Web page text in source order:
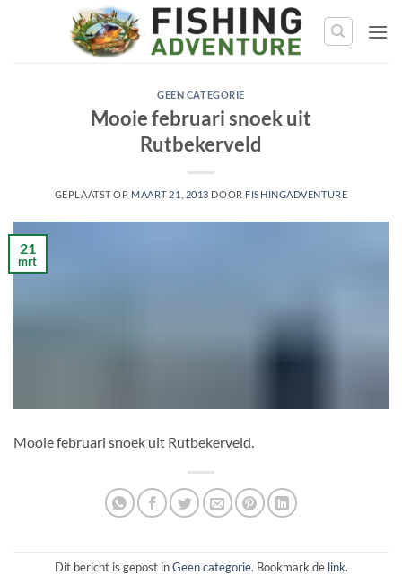
GEEN CATEGORIE
Mooie februari snoek uit
Rutbekerveld
GEPLAATST OP MAART 21, 2013 DOOR FISHINGADVENTURE
21
mrt
Mooie februari snoek uit Rutbekerveld.
Dit bericht is gepost inGeen categorie. Bookmark de link.